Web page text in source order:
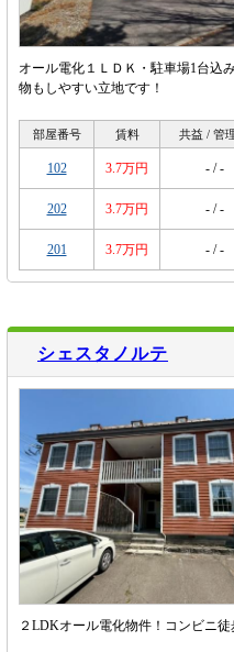
オール電化１ＬＤＫ・駐車場1台
物もしやすい立地です！
部屋番号 賃料 共益 / 管
102 3.7万円 - / -
202 3.7万円 - / -
201 3.7万円 - / -
シェスタノルテ
２LDKオール電化物件！コンビニ